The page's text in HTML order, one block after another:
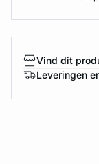
Vind dit
Leveringen